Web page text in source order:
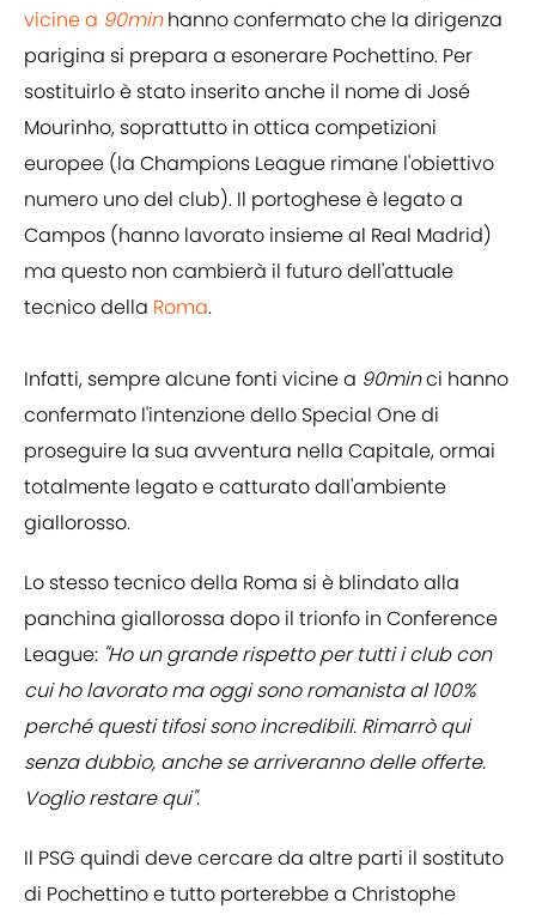
vicine a 90minhanno confermato che la dirigenza
parigina si prepara a esonerare Pochettino. Per
sostituirlo è stato inserito anche il nome di José
Mourinho, soprattutto in ottica competizioni
europee (la Champions League rimane l'obiettivo
numero uno del club). Il portoghese è legato a
Campos (hanno lavorato insieme al Real Madrid)
ma questo non cambierà il futuro dell'attuale
tecnico della Roma.
Infatti, sempre alcune fonti vicine a 90minci hanno
confermato l'intenzione dello Special One di
proseguire la sua avventura nella Capitale, ormai
totalmente legato e catturato dall'ambiente
giallorosso.
Lo stesso tecnico della Roma si è blindato alla
panchina giallorossa dopo il trionfo in Conference
League: "Ho un grande rispetto per tutti i club con
cui ho lavorato ma oggi sono romanista al 100%
perché questi tifosi sono incredibili. Rimarrò qui
senza dubbio, anche se arriveranno delle offerte.
Voglio restare qui".
Il PSG quindi deve cercare da altre parti il sostituto
di Pochettino e tutto porterebbe a Christophe